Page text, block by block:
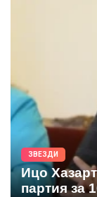
ЗВЕЗДИ
Ицо
партия за